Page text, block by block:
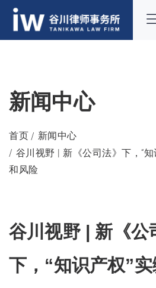
新闻中心
首页
新闻中心
谷川视野 | 新《公司法》下，“
和风险
谷川视野 | 新《公
下，“知识产权”